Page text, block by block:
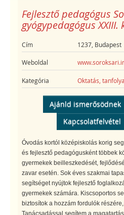
Fejlesztő pedagógus
gyógypedagógus XXIII.
Cím 1237, Budapest
Weboldal
Kategória Oktatás,
Ajánld ismerősödnek
Kapcsolatfelvétel
Óvodás kortól középiskolás korig
és fejlesztő pedagógusként többek
gyermekek beilleszkedését,
zavar esetén. Sok éves szakmai
segítséget nyújtok fejlesztő
gyermekek számára. Kiscsoportos
biztosítok a hozzám fordulók
Tanácsadással segítem a